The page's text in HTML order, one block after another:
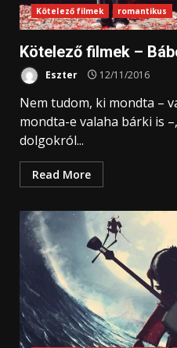
Kötelező filmek
romantikus
Kötelező filmek –
Eszter 12/11/2016
Nem tudom, ki mondta –
mondta-e valaha bárki is
dolgokról...
Read More